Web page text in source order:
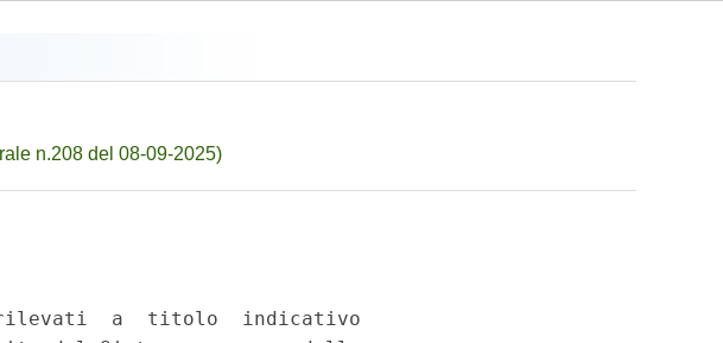
n.208 del 08-09-2025)